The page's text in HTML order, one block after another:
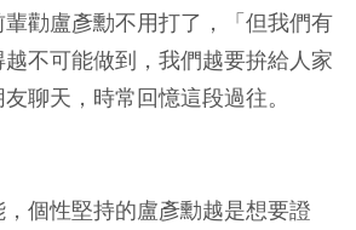
勸盧彥勳不用打了，「但我們有
不可能做到，我們越要拚給人家
聊天，時常回憶這段過往。
個性堅持的盧彥勳越是想要證